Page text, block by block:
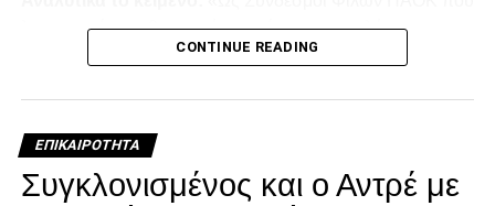
λειτουργούμε καθημερινά με γνώμωνα το καλό του
Δικεφάλου και μόνο, αισθανόμαστε την ανάγκη να
όψη των 100 ετών τα διοικητικά εσωπροβλήματα του
οργανισμού δεν φαίνεται να καταλαγιάζουν (κάθε άλλο
μάλλον) παρά τις επανειλημμένες προσπάθειες μας να
επικρατήσει η λογική, η ενότητα και η υγιείς σκέψη προς
CONTINUE READING
ΕΠΙΚΑΙΡΌΤΗΤΑ
Συγκλονισμένος και ο Αντρέ με